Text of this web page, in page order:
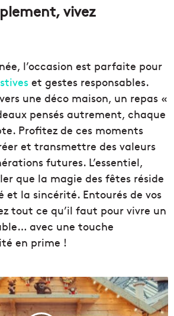
vivez
l’occasion est parfaite pour
et gestes responsables.
une déco maison, un repas «
pensés autrement, chaque
Profitez de ces moments
et transmettre des valeurs
futures. L’essentiel,
que la magie des fêtes réside
et la sincérité. Entourés de vos
tout ce qu’il faut pour vivre un
avec une touche
en prime !